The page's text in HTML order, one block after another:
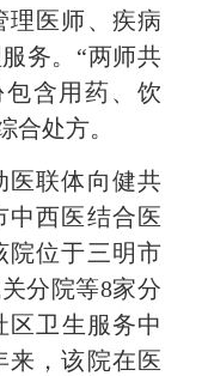
理医师、疾病
务。“两师共
含用药、饮
合处方。
联体向健共
中西医结合医
院位于三明市
分院等8家分
区卫生服务中
来，该院在医